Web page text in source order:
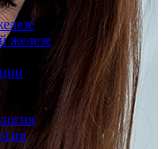
железе